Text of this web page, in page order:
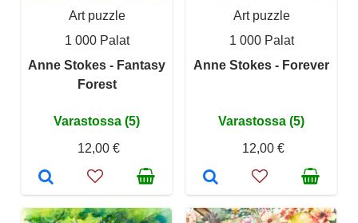
Art puzzle
1 000 Palat
Anne Stokes - Fantasy
Forest
Varastossa (5)
12,00 €
Art puzzle
1 000 Palat
Anne Stokes - Forever
Varastossa (5)
12,00 €